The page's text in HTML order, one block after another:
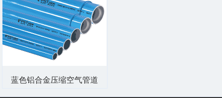
蓝色铝合金压缩空气管道